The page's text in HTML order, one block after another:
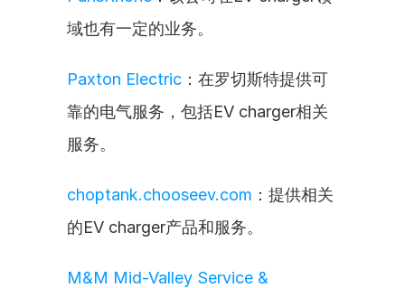
域也有一定的业务。
Paxton Electric ：在罗切斯特提供可
靠的电气服务，包括EV charger相关
服务。
choptank.chooseev.com ：提供相关
的EV charger产品和服务。
M&M Mid-Valley Service &